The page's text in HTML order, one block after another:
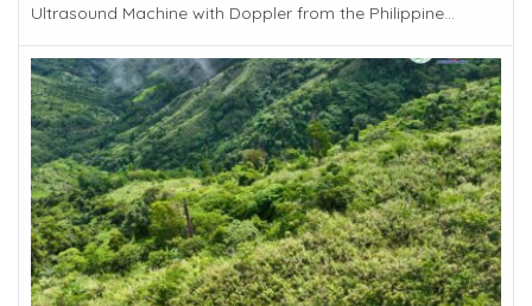
Ultrasound Machine with Doppler from the Philippine...